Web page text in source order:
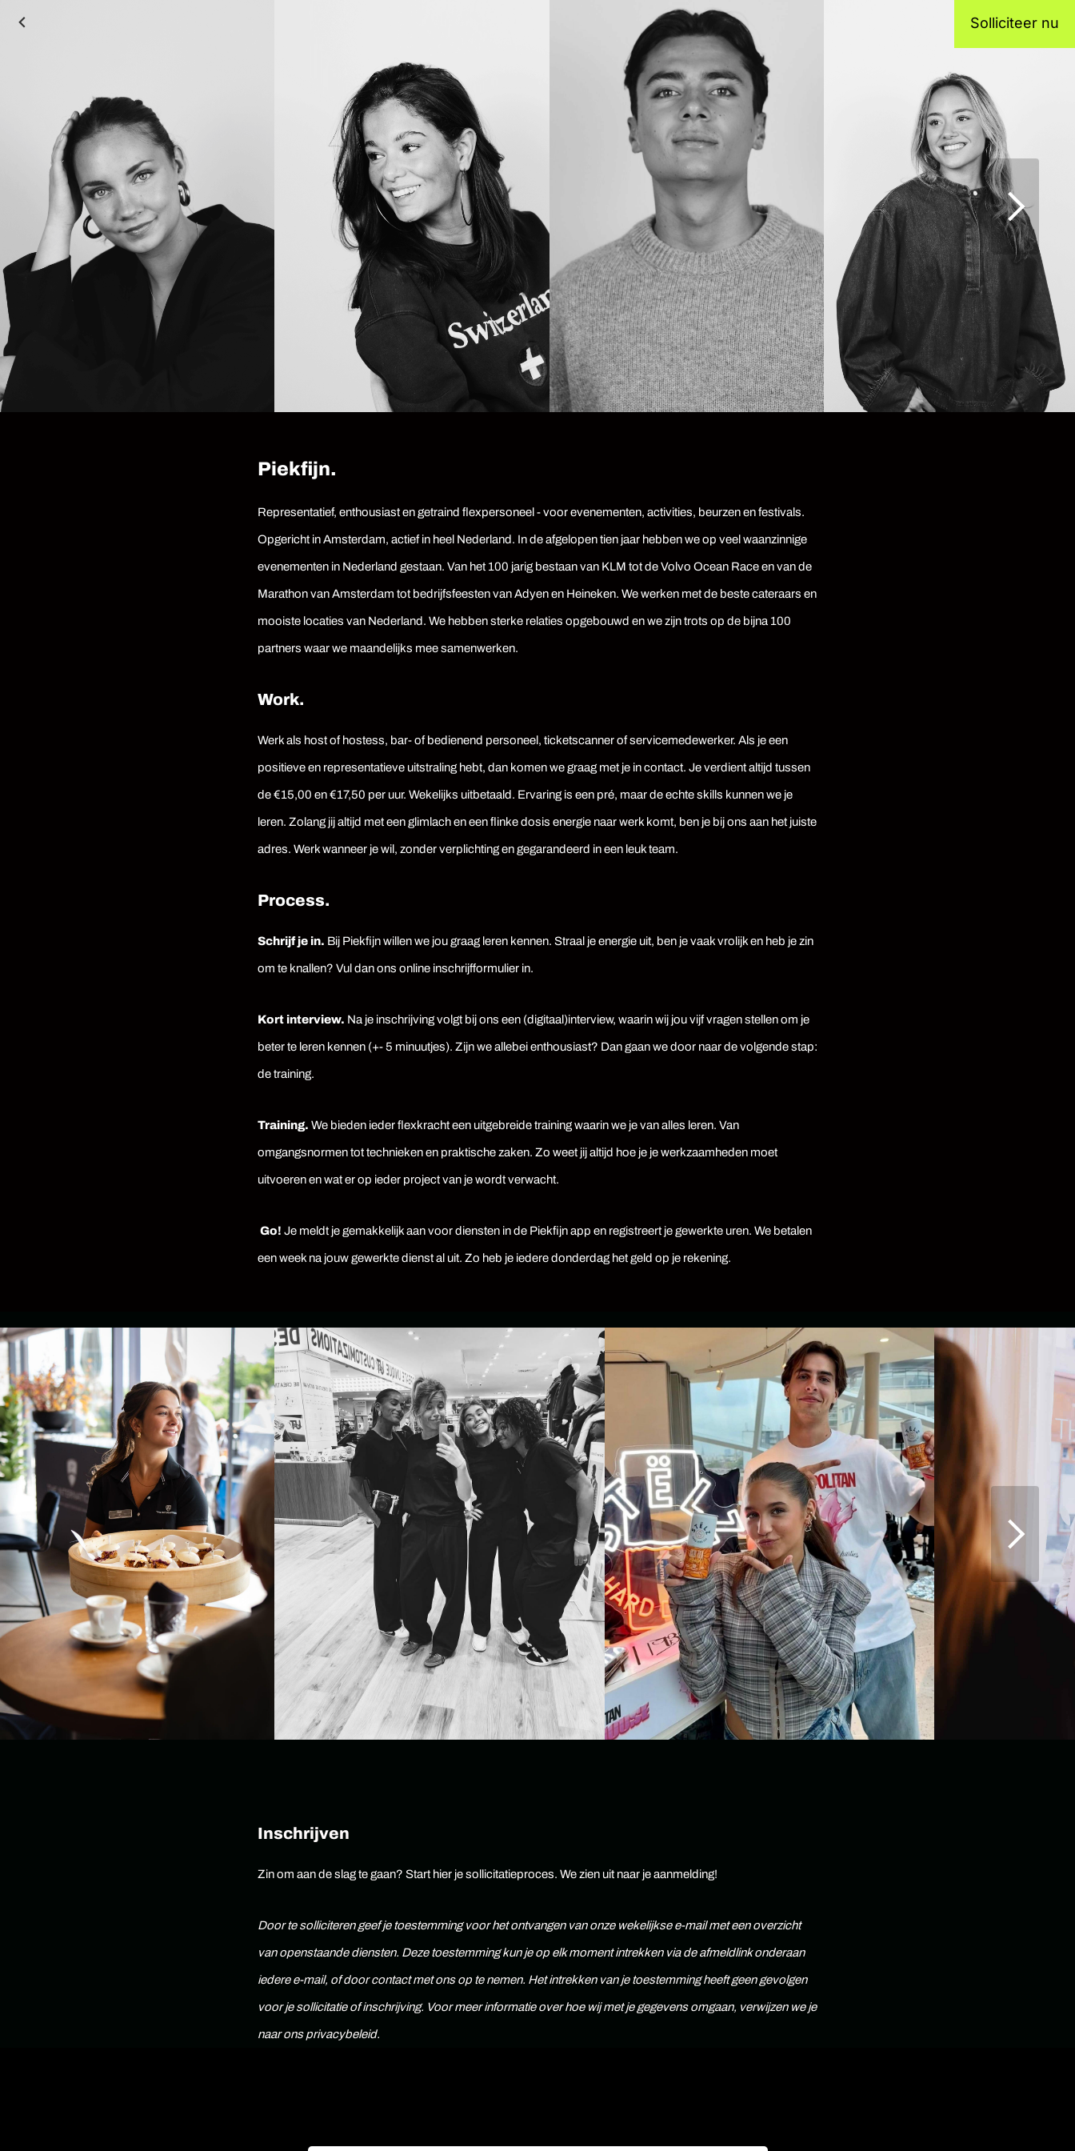
Solliciteer nu
Piekfijn.
Representatief, enthousiast en getraind flexpersoneel - voor evenementen, activities, beurzen en festivals.
Opgericht in Amsterdam, actief in heel Nederland. In de afgelopen tien jaar hebben we op veel waanzinnige
evenementen in Nederland gestaan. Van het 100 jarig bestaan van KLM tot de Volvo Ocean Race en van de
Marathon van Amsterdam tot bedrijfsfeesten van Adyen en Heineken. We werken met de beste cateraars en
mooiste locaties van Nederland. We hebben sterke relaties opgebouwd en we zijn trots op de bijna 100
partners waar we maandelijks mee samenwerken.
Work.
Werk als host of hostess, bar- of bedienend personeel, ticketscanner of servicemedewerker. Als je een
positieve en representatieve uitstraling hebt, dan komen we graag met je in contact. Je verdient altijd tussen
de €15,00 en €17,50 per uur. Wekelijks uitbetaald. Ervaring is een pré, maar de echte skills kunnen we je
leren. Zolang jij altijd met een glimlach en een flinke dosis energie naar werk komt, ben je bij ons aan het juiste
adres. Werk wanneer je wil, zonder verplichting en gegarandeerd in een leuk team.
Process.
Schrijf je in. Bij Piekfijn willen we jou graag leren kennen. Straal je energie uit, ben je vaak vrolijk en heb je zin
om te knallen? Vul dan ons online inschrijfformulier in.
Kort interview. Na je inschrijving volgt bij ons een (digitaal)interview, waarin wij jou vijf vragen stellen om je
beter te leren kennen (+- 5 minuutjes). Zijn we allebei enthousiast? Dan gaan we door naar de volgende stap:
de training.
Training. We bieden ieder flexkracht een uitgebreide training waarin we je van alles leren. Van
omgangsnormen tot technieken en praktische zaken. Zo weet jij altijd hoe je je werkzaamheden moet
uitvoeren en wat er op ieder project van je wordt verwacht.
Go! Je meldt je gemakkelijk aan voor diensten in de Piekfijn app en registreert je gewerkte uren. We betalen
een week na jouw gewerkte dienst al uit. Zo heb je iedere donderdag het geld op je rekening.
Inschrijven
Zin om aan de slag te gaan? Start hier je sollicitatieproces. We zien uit naar je aanmelding!
Door te solliciteren geef je toestemming voor het ontvangen van onze wekelijkse e-mail met een overzicht
van openstaande diensten. Deze toestemming kun je op elk moment intrekken via de afmeldlink onderaan
iedere e-mail, of door contact met ons op te nemen. Het intrekken van je toestemming heeft geen gevolgen
voor je sollicitatie of inschrijving. Voor meer informatie over hoe wij met je gegevens omgaan, verwijzen we je
naar ons privacybeleid.